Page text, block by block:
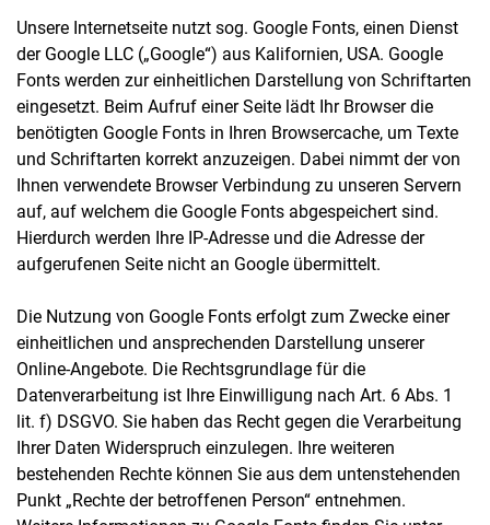
Unsere Internetseite nutzt sog. Google Fonts, einen Dienst
der Google LLC („Google“) aus Kalifornien, USA. Google
Fonts werden zur einheitlichen Darstellung von Schriftarten
eingesetzt. Beim Aufruf einer Seite lädt Ihr Browser die
benötigten Google Fonts in Ihren Browsercache, um Texte
und Schriftarten korrekt anzuzeigen. Dabei nimmt der von
Ihnen verwendete Browser Verbindung zu unseren Servern
auf, auf welchem die Google Fonts abgespeichert sind.
Hierdurch werden Ihre IP-Adresse und die Adresse der
aufgerufenen Seite nicht an Google übermittelt.
Die Nutzung von Google Fonts erfolgt zum Zwecke einer
einheitlichen und ansprechenden Darstellung unserer
Online-Angebote. Die Rechtsgrundlage für die
Datenverarbeitung ist Ihre Einwilligung nach Art. 6 Abs. 1
lit. f) DSGVO. Sie haben das Recht gegen die Verarbeitung
Ihrer Daten Widerspruch einzulegen. Ihre weiteren
bestehenden Rechte können Sie aus dem untenstehenden
Punkt „Rechte der betroffenen Person“ entnehmen.